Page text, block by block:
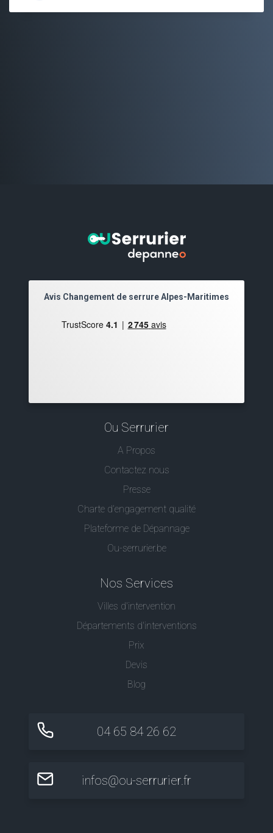
Avis Changement de serrure Alpes-Maritimes
Ou Serrurier
A Propos
Contactez nous
Presse
Charte d’engagement qualité
Plateforme de Dépannage
Ou-serrurier.be
Nos Services
Villes d'intervention
Départements d'interventions
Prix
Devis
Blog
04 65 84 26 62
infos@ou-serrurier.fr